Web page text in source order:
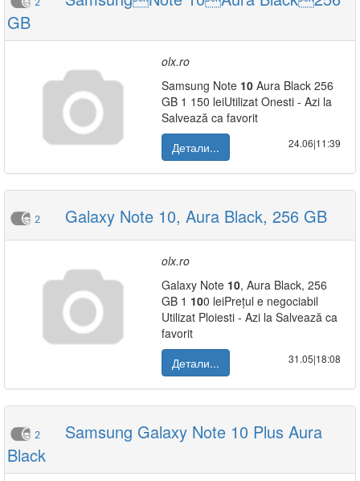
2
GB
olx.ro
Samsung Note 10 Aura Black 256
GB 1 150 leiUtilizat Onesti - Azi la
Salvează ca favorit
Детали...
24.06|11:39
2 Galaxy Note 10, Aura Black, 256 GB
olx.ro
Galaxy Note 10, Aura Black, 256
GB 1 100 leiPrețul e negociabil
Utilizat Ploiesti - Azi la Salvează ca
favorit
Детали...
31.05|18:08
2
Samsung Galaxy Note 10 Plus Aura
Black